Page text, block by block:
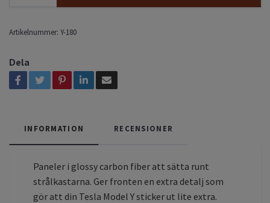
Artikelnummer: Y-180
Dela
INFORMATION RECENSIONER
Paneler i glossy carbon fiber att sätta runt
strålkastarna. Ger fronten en extra detalj som
gör att din Tesla Model Y sticker ut lite extra.